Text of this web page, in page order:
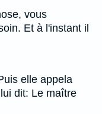
vous
Et à l'instant il
elle appela
dit: Le maître